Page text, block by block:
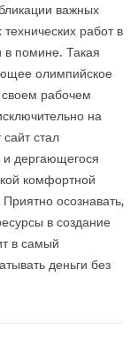
важных
работ в
в помине. Такая
олимпийское
своем рабочем
на
стал
дергающегося
комфортной
осознавать,
в создание
в самый
деньги без